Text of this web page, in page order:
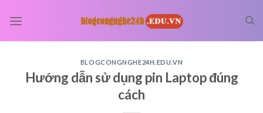
BLOGCONGNGHE24H.EDU.VN
Hướng dẫn sử dụng pin Laptop đúng
cách